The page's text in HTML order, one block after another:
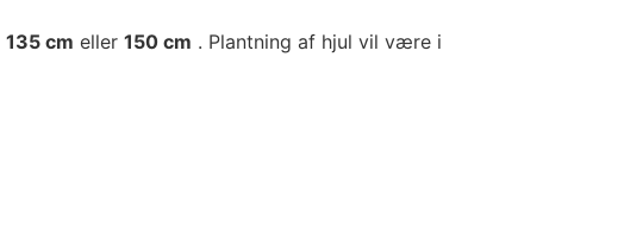
135 cm eller 150 cm . Plantning af hjul vil være i